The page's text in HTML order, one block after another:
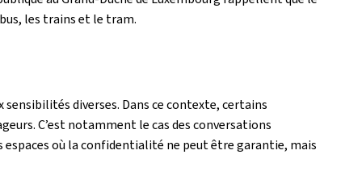
les trains et le tram.
diverses. Dans ce contexte, certains
C’est notamment le cas des conversations
espaces où la confidentialité ne peut être garantie, mais